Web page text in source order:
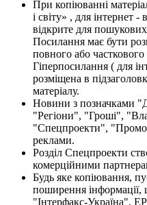
При копіюванні
і світу» , для інтернет
відкрите для
Посилання має бути
повного або часткового
Гіперпосилання ( для
розміщена в
матеріалу.
Новини з позначками
"Регіони", "Гроші",
"Спецпроекти",
реклами.
Розділ Спецпроекти
комерційними
Будь яке копіювання,
поширення інформації,
"Інтерфакс-Україна",